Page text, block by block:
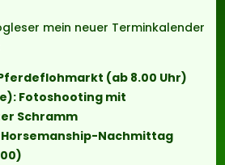
mein neuer Terminkalender
(ab 8.00 Uhr)
Fotoshooting mit
Schramm
Horsemanship-Nachmittag